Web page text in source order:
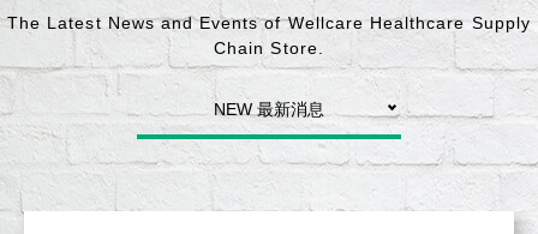
The Latest News and Events of Wellcare Healthcare Supply
Chain Store.
NEW 最新消息